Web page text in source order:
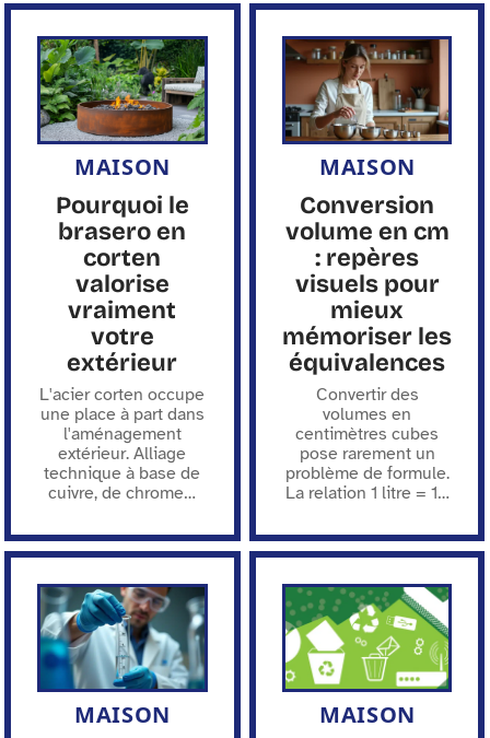
MAISON
Pourquoi le
brasero en
corten
valorise
vraiment
votre
extérieur
L'acier corten occupe
une place à part dans
l'aménagement
extérieur. Alliage
technique à base de
cuivre, de chrome…
MAISON
Conversion
volume en cm
: repères
visuels pour
mieux
mémoriser les
équivalences
Convertir des
volumes en
centimètres cubes
pose rarement un
problème de formule.
La relation 1 litre = 1…
MAISON MAISON